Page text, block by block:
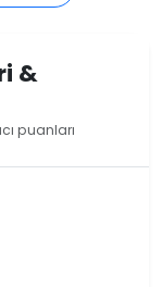
&
puanları